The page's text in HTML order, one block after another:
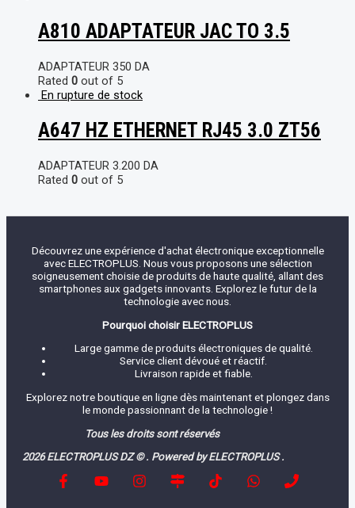
A810 ADAPTATEUR JAC TO 3.5
ADAPTATEUR 350 DA
Rated 0 out of 5
En rupture de stock
A647 HZ ETHERNET RJ45 3.0 ZT56
ADAPTATEUR 3.200 DA
Rated 0 out of 5
Découvrez une expérience d'achat électronique exceptionnelle
avec ELECTROPLUS. Nous vous proposons une sélection
soigneusement choisie de produits de haute qualité, allant des
smartphones aux gadgets innovants. Explorez le futur de la
technologie avec nous.
Pourquoi choisir ELECTROPLUS
Large gamme de produits électroniques de qualité.
Service client dévoué et réactif.
Livraison rapide et fiable.
Explorez notre boutique en ligne dès maintenant et plongez dans
le monde passionnant de la technologie !
Tous les droits sont réservés
2026 ELECTROPLUS DZ © . Powered by ELECTROPLUS .